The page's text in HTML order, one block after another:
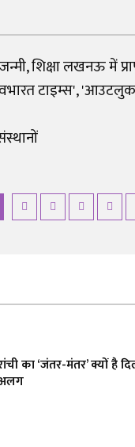
शिक्षा लखनऊ में
टाइम्स',
का ‘जंतर-मंतर’ क्यों है